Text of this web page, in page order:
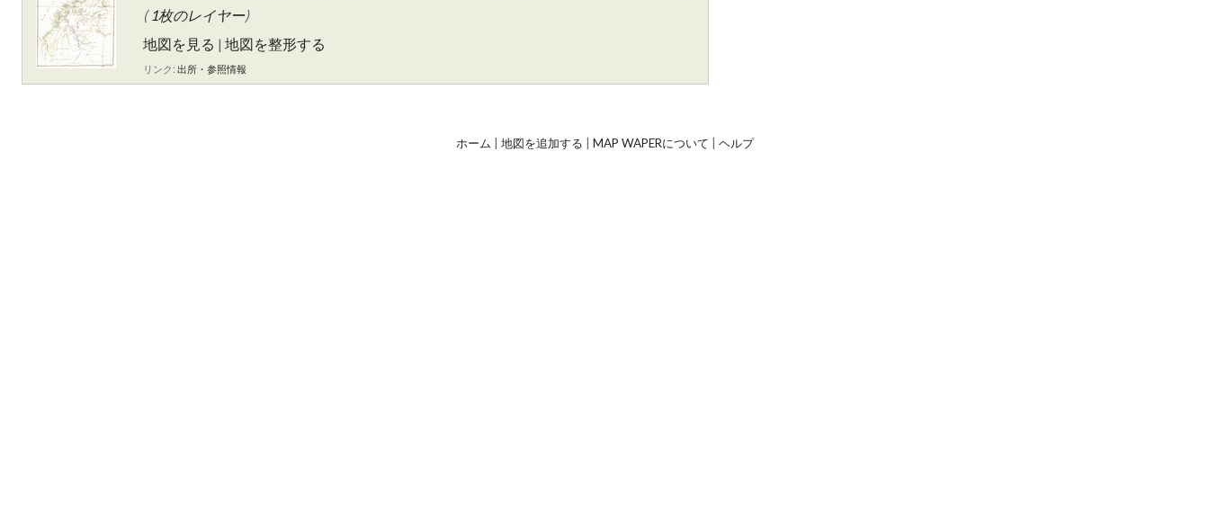
( 1枚のレイヤー)
地図を見る | 地図を整形する
リンク: 出所・参照情報
ホーム 地図を追加する MAP WAPERについて ヘルプ